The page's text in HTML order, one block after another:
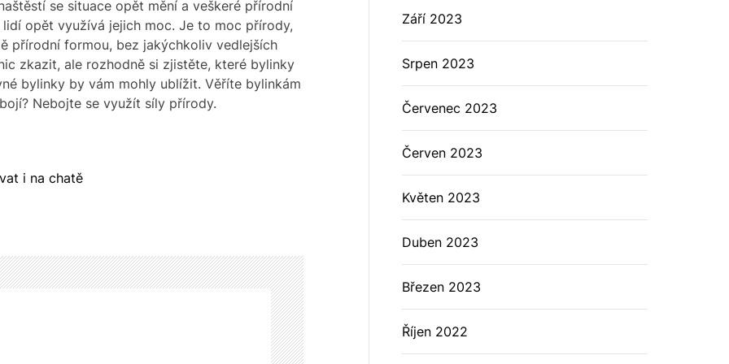
se situace opět mění a veškeré přírodní
opět využívá jejich moc. Je to moc přírody,
přírodní formou, bez jakýchkoliv vedlejších
zkazit, ale rozhodně si zjistěte, které bylinky
bylinky by vám mohly ublížit. Věříte bylinkám
Nebojte se využít síly přírody.
i na chatě
Září 2023
Srpen 2023
Červenec 2023
Červen 2023
Květen 2023
Duben 2023
Březen 2023
Říjen 2022